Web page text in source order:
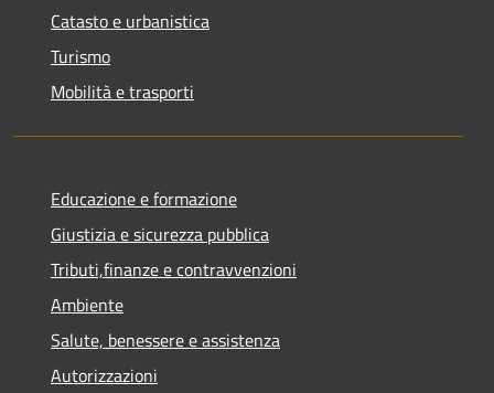
Catasto e urbanistica
Turismo
Mobilità e trasporti
Educazione e formazione
Giustizia e sicurezza pubblica
Tributi,finanze e contravvenzioni
Ambiente
Salute, benessere e assistenza
Autorizzazioni